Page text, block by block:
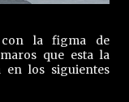
con la figma de
que esta la
en los siguientes